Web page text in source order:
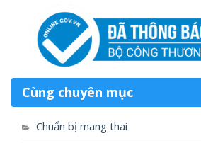
Cùng chuyên mục
Chuẩn bị mang thai